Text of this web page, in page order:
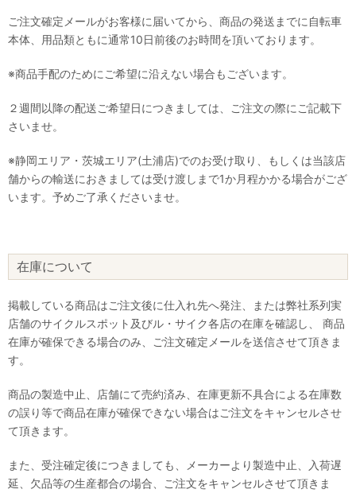
ご注文確定メールがお客様に届いてから、商品の発送までに自転車
本体、用品類ともに通常10日前後のお時間を頂いております。
※商品手配のためにご希望に沿えない場合もございます。
２週間以降の配送ご希望日につきましては、ご注文の際にご記載下
さいませ。
※静岡エリア・茨城エリア(土浦店)でのお受け取り、もしくは当該店
舗からの輸送におきましては受け渡しまで1か月程かかる場合がござ
います。予めご了承くださいませ。
在庫について
掲載している商品はご注文後に仕入れ先へ発注、または弊社系列実
店舗のサイクルスポット及びル・サイク各店の在庫を確認し、 商品
在庫が確保できる場合のみ、ご注文確定メールを送信させて頂きま
す。
商品の製造中止、店舗にて売約済み、在庫更新不具合による在庫数
の誤り等で商品在庫が確保できない場合はご注文をキャンセルさせ
て頂きます。
また、受注確定後につきましても、メーカーより製造中止、入荷遅
延、欠品等の生産都合の場合、ご注文をキャンセルさせて頂きま